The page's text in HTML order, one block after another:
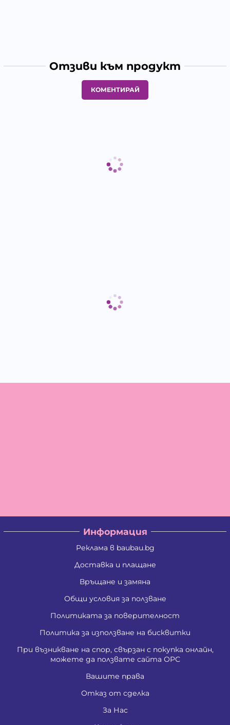
Отзиви към продукт
КОМЕНТИРАЙ
Информация
Реклама в baubau.bg
Доставка и плащане
Връщане и замяна
Общи условия за ползване
Политиката за поверителност
Политика за използване на бисквитки
При възникване на спор, свързан с покупка онлайн,
можете да ползвате сайта ОРС
Вашите права
Отказ от сделка
За Нас